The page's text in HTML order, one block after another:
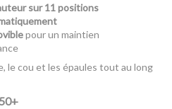
sur 11 positions
pour un maintien
le cou et les épaules tout au long